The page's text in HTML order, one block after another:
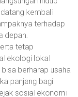
kembali
terhadap
depan.
tetap
ekologi lokal
berharap usaha
panjang bagi
sosial ekonomi